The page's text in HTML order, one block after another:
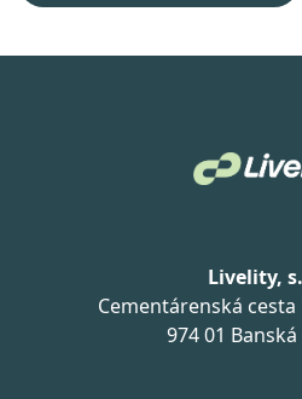
Livelity,
Cementárenská cesta
974 01